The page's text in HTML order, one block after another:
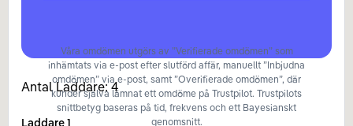
Våra omdömen utgörs av ”Verifierade omdömen” som
inhämtats via e-post efter slutförd affär, manuellt ”Inbjudna
omdömen” via e-post, samt ”Overifierade omdömen”, där
kunder själva lämnat ett omdöme på Trustpilot. Trustpilots
snittbetyg baseras på tid, frekvens och ett Bayesianskt
genomsnitt.
Antal Laddare:4
Laddare1